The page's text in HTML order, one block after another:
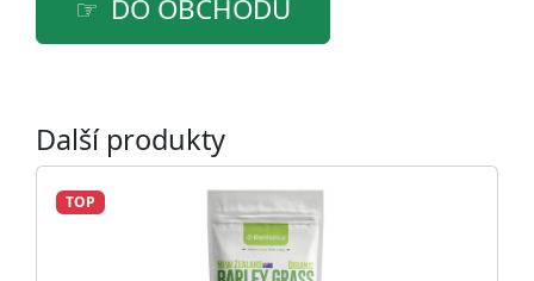
DO OBCHODU
Další produkty
TOP